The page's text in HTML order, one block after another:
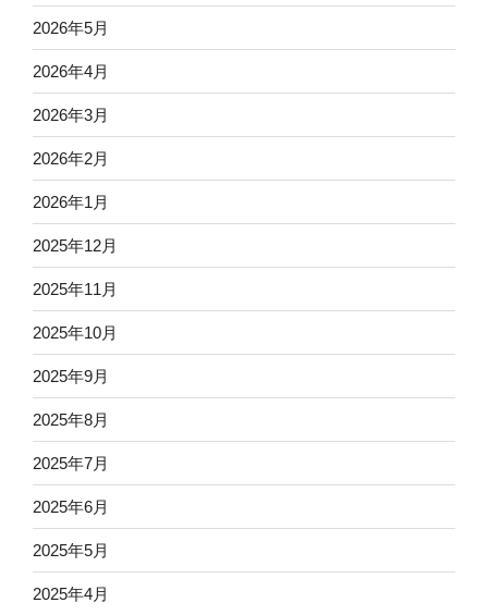
2026年5月
2026年4月
2026年3月
2026年2月
2026年1月
2025年12月
2025年11月
2025年10月
2025年9月
2025年8月
2025年7月
2025年6月
2025年5月
2025年4月